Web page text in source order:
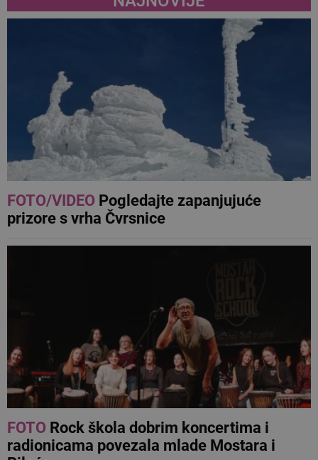
FOTO/VIDEOPogledajte zapanjujuće
prizore s vrha Čvrsnice
FOTORock škola dobrim koncertima i
radionicama povezala mlade Mostara i